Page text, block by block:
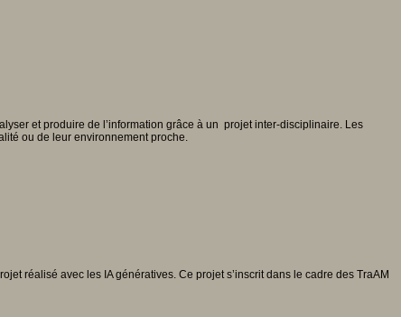
et produire de l’information grâce à un projet inter-disciplinaire. Les
ou de leur environnement proche.
réalisé avec les IA génératives. Ce projet s’inscrit dans le cadre des TraAM